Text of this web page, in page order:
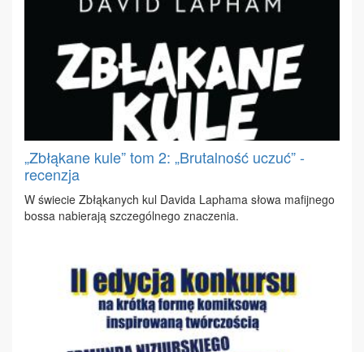
„Zbłąkane kule” tom 2: „Brutalność uczuć” -
recenzja
W świe­cie Zbłą­ka­nych kul Da­vi­da La­pha­ma sło­wa ma­fij­ne­go
bos­sa na­bie­ra­ją szcze­gól­ne­go zna­cze­nia.